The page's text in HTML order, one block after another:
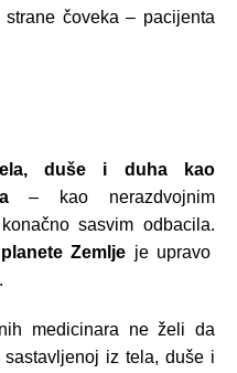
čoveka – pacijenta
duše i duha kao
– kao nerazdvojnim
sasvim odbacila.
Zemlje je upravo
medicinara ne želi da
iz tela, duše i